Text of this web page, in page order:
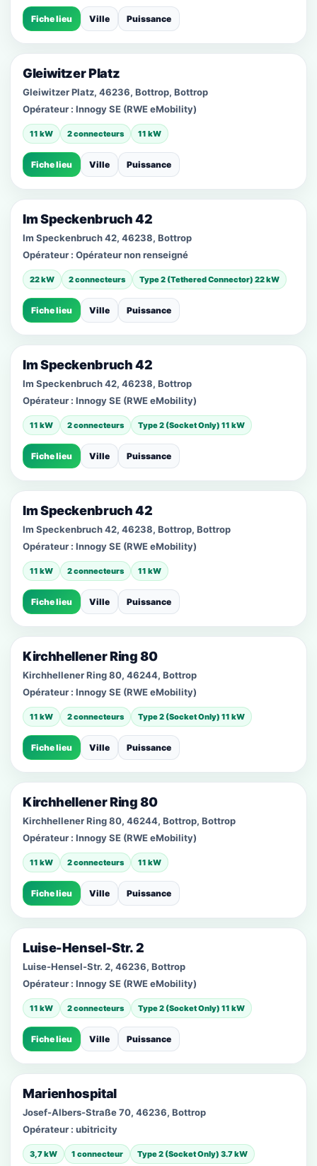
Fiche lieu Ville Puissance
Gleiwitzer Platz
Gleiwitzer Platz, 46236, Bottrop, Bottrop
Opérateur : Innogy SE (RWE eMobility)
11 kW 2 connecteurs 11 kW
Fiche lieu Ville Puissance
Im Speckenbruch 42
Im Speckenbruch 42, 46238, Bottrop
Opérateur : Opérateur non renseigné
22 kW 2 connecteurs Type 2 (Tethered Connector) 22 kW
Fiche lieu Ville Puissance
Im Speckenbruch 42
Im Speckenbruch 42, 46238, Bottrop
Opérateur : Innogy SE (RWE eMobility)
11 kW 2 connecteurs Type 2 (Socket Only) 11 kW
Fiche lieu Ville Puissance
Im Speckenbruch 42
Im Speckenbruch 42, 46238, Bottrop, Bottrop
Opérateur : Innogy SE (RWE eMobility)
11 kW 2 connecteurs 11 kW
Fiche lieu Ville Puissance
Kirchhellener Ring 80
Kirchhellener Ring 80, 46244, Bottrop
Opérateur : Innogy SE (RWE eMobility)
11 kW 2 connecteurs Type 2 (Socket Only) 11 kW
Fiche lieu Ville Puissance
Kirchhellener Ring 80
Kirchhellener Ring 80, 46244, Bottrop, Bottrop
Opérateur : Innogy SE (RWE eMobility)
11 kW 2 connecteurs 11 kW
Fiche lieu Ville Puissance
Luise-Hensel-Str. 2
Luise-Hensel-Str. 2, 46236, Bottrop
Opérateur : Innogy SE (RWE eMobility)
11 kW 2 connecteurs Type 2 (Socket Only) 11 kW
Fiche lieu Ville Puissance
Marienhospital
Josef-Albers-Straße 70, 46236, Bottrop
Opérateur : ubitricity
3,7 kW 1 connecteur Type 2 (Socket Only) 3.7 kW